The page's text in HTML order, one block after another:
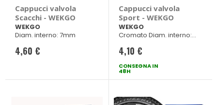
Cappucci valvola
Scacchi - WEKGO
WEKGO
Diam. interno: 7mm
4,60 €
Cappucci valvola
Sport - WEKGO
WEKGO
Cromato Diam. interno:
4,10 €
CONSEGNA IN
48H